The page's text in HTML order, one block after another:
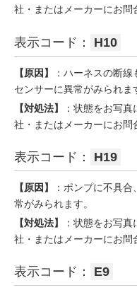
社・またはメーカーにお問
表示コード： H10
【原因】
：ハーネスの断
センサーに異常がみられま
【対処法】
：状態をお写
社・またはメーカーにお問
表示コード： H19
【原因】
：ポンプに不具
常がみられます。
【対処法】
：状態をお写
社・またはメーカーにお問
表示コード： E9